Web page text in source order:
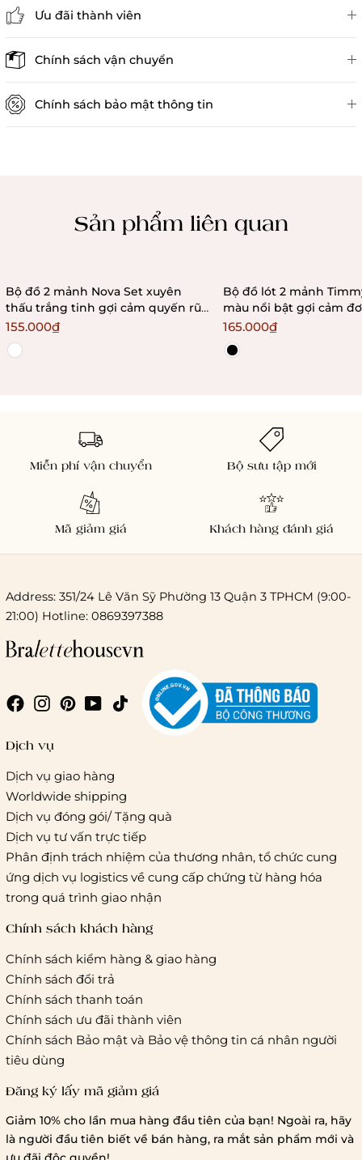
Ưu đãi thành viên
Chính sách vận chuyển
Chi phí giao hàng
Giao hàng trong ngày (hoả tốc)
Giao hàng tiêu chuẩn:
Hồ Chí Minh:
Áp dụng theo bảng giá cước của ĐVVC
Vietelpost/ Giaohangtietkiem và 1 số đối tác vận chuyển
Hà Nội và các tỉnh thành khác:
Áp dụng theo bảng giá
cước của ĐVVC Vietelpost/ Giaohangtietkiem... và 1 số đối
tác vận chuyển khác
Thời gian giao hàng
Hồ Chí Minh:
Hà Nội và các tỉnh thành khá
Lưu ý chung về chính sách vận chuyển
1 triệu đồng
giao hàng trong ngày
Chính sách bảo mật thông tin
Sản phẩm liên quan
Bộ đồ 2 mảnh Nova Set xuyên
thấu trắng tinh gợi cảm quyến rũ
đơn giản Bralettehousevn
155.000₫
Bộ đồ lót 2 mảnh Timmy Set phối
màu nổi bật gợi cảm
quyến rũ
165.000₫
Miễn phí vận chuyển Bộ sưu tập mới
Mã giảm giá Khách hàng đánh giá
Address: 351/24 Lê Văn Sỹ Phường 13 Quận 3 TPHCM (9:00-
21:00) Hotline: 0869397388
Dịch vụ
Dịch vụ giao hàng
Worldwide shipping
Dịch vụ đóng gói/ Tặng quà
Dịch vụ tư vấn trực tiếp
Phân định trách nhiệm của thương nhân, tổ chức cung
ứng dịch vụ logistics về cung cấp chứng từ hàng hóa
trong quá trình giao nhận
Chính sách khách hàng
Chính sách kiểm hàng & giao hàng
Chính sách đổi trả
Chính sách thanh toán
Chính sách ưu đãi thành viên
Chính sách Bảo mật và Bảo vệ thông tin cá nhân người
tiêu dùng
Đăng ký lấy mã giảm giá
Giảm 10% cho lần mua hàng đầu tiên của bạn! Ngoài ra, hãy
là người đầu tiên biết về bán hàng, ra mắt sản phẩm mới và